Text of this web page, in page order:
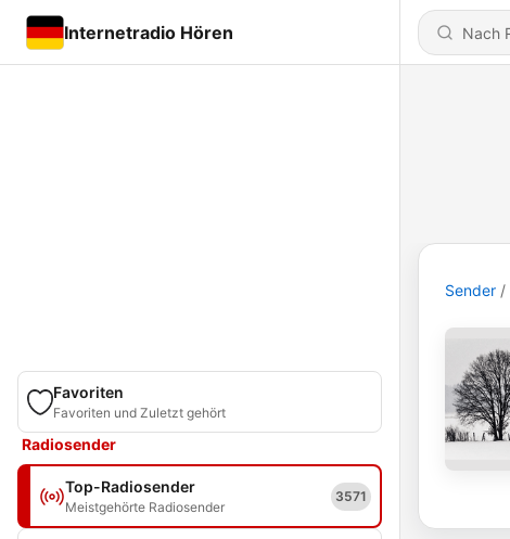
Internetradio Hören
Favoriten
Favoriten und Zuletzt gehört
Radiosender
Top-Radiosender
Meistgehörte Radiosender
3571
Sender